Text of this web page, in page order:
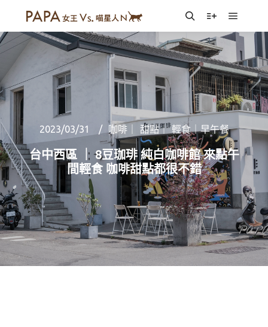
SearchMore info
Main
2023/03/31 咖啡｜ 甜點｜ 輕食｜早午餐
台中西區 ｜ 8豆珈琲 純白咖啡館 來點午
間輕食 咖啡甜點都很不錯